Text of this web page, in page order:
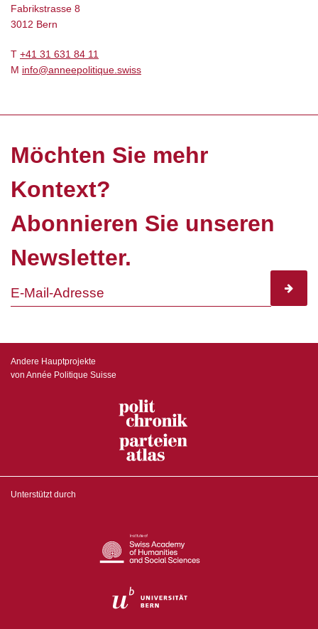
Fabrikstrasse 8
3012 Bern
T +41 31 631 84 11
M info@anneepolitique.swiss
Möchten Sie mehr
Kontext?
Abonnieren Sie unseren
Newsletter.
Andere Hauptprojekte
von Année Politique Suisse
Unterstützt durch